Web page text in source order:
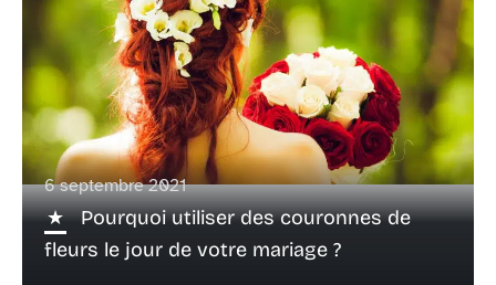
6 septembre 2021
Pourquoi utiliser des couronnes de
fleurs le jour de votre mariage ?